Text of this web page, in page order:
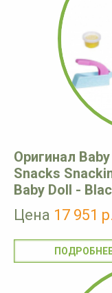
Оригинал
Snacks
Baby Doll -
Цена 17 951 р.